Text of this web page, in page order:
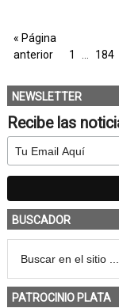
« Página
anterior
1 184
NEWSLETTER
Recibe las
BUSCADOR
PATROCINIO PLATA